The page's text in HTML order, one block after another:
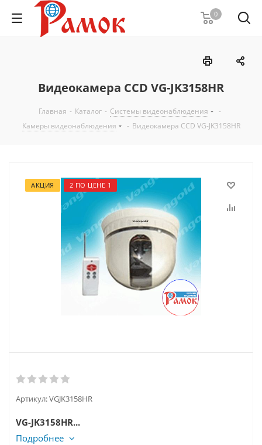
0
Видеокамера CCD VG-JK3158HR
Главная - Каталог - Системы видеонаблюдения
-
Камеры видеонаблюдения
- Видеокамера CCD VG-JK3158HR
АКЦИЯ 2 ПО ЦЕНЕ 1
Артикул:VGJK3158HR
VG-JK3158HR...
Подробнее